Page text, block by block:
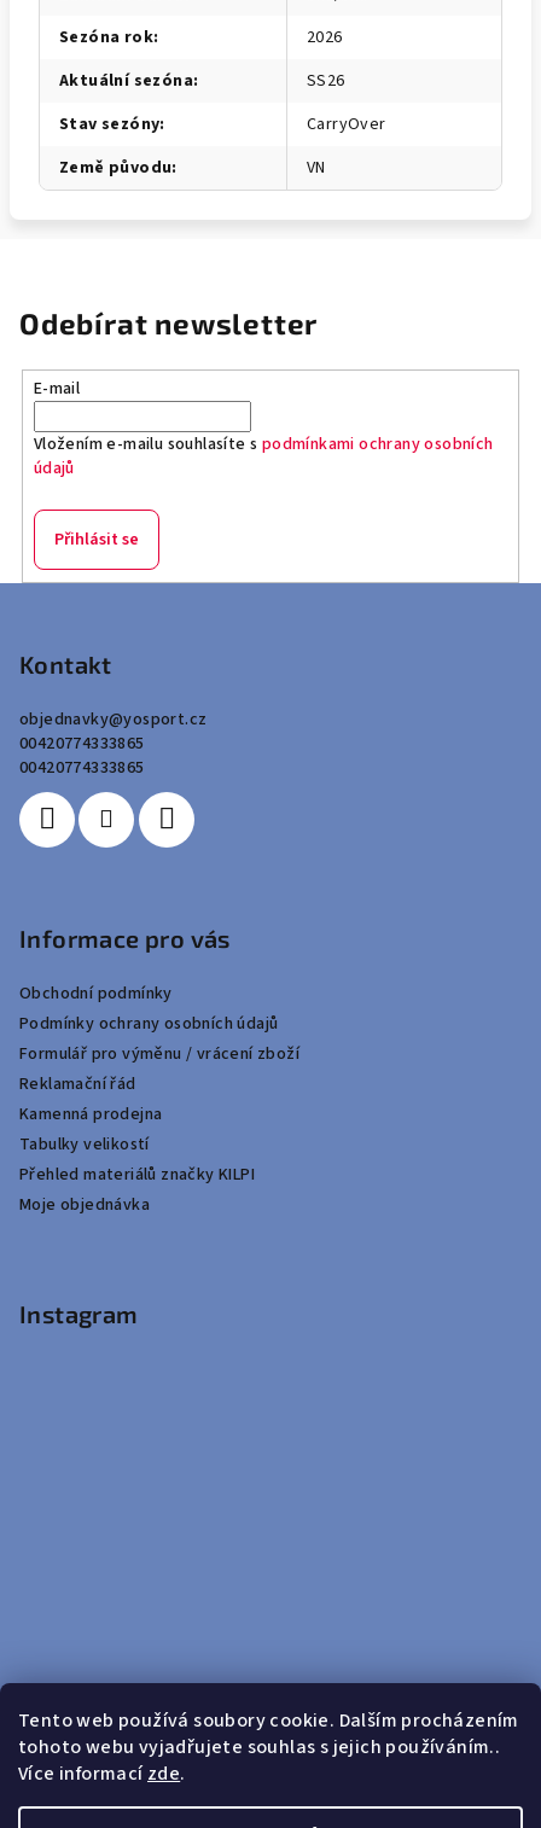
Tento web používá soubory cookie. Dalším procházením
tohoto webu vyjadřujete souhlas s jejich používáním..
Více informacízde.
Sezóna rok:
2026
Aktuální sezóna:
SS26
Stav sezóny:
CarryOver
Země původu: VN
Odebírat newsletter
E-mail
Vložením e-mailu souhlasíte s podmínkami ochrany osobních
údajů
Přihlásit se
Kontakt
objednavky@yosport.cz
00420774333865
00420774333865
Informace pro vás
Obchodní podmínky
Podmínky ochrany osobních údajů
Formulář pro výměnu / vrácení zboží
Reklamační řád
Kamenná prodejna
Tabulky velikostí
Přehled materiálů značky KILPI
Moje objednávka
Instagram
Sledovat na Instagramu